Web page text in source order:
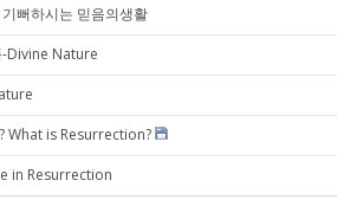
뻐하시는 믿음의생활
-Divine Nature
What is Resurrection?
in Resurrection